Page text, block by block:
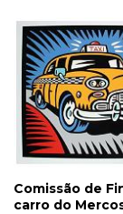
Comissão de
carro do